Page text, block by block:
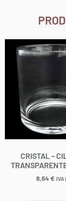
CRISTAL –
8,64€ IVA